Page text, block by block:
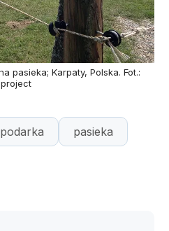
pasieka; Karpaty, Polska. Fot.:
pasieka